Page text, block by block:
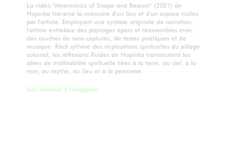
La vidéo "Mnemonics of Shape and Reason" (2021) de
Hopinka traverse la mémoire d'un lieu et d'un espace visités
par l'artiste. Employant une syntaxe originale de narration,
l'artiste entrelace des paysages épars et réassemblés avec
des couches de sons capturés, de textes poétiques et de
musique. Récit rythmé des implications spirituelles du pillage
colonial, les réflexions fluides de Hopinka transmutent les
idées de malléabilité spirituelle liées à la terre, au ciel, à la
mer, au mythe, au lieu et à la personne.
Site internet | Instagram